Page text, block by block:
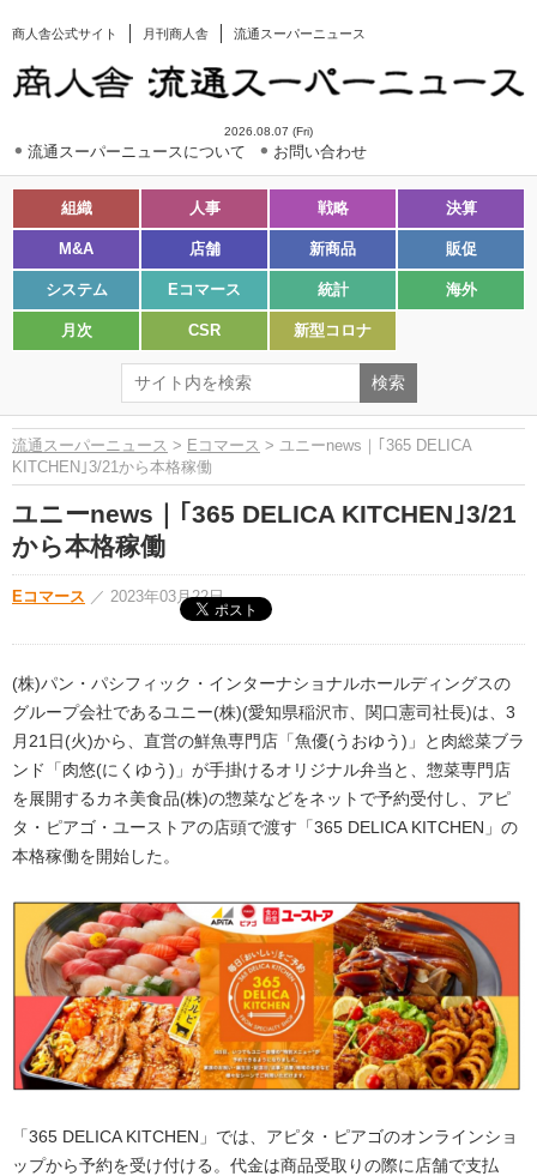
商人舎公式サイト 月刊商人舎 流通スーパーニュース
2026.08.07 (Fri)
流通スーパーニュースについて お問い合わせ
組織 人事 戦略 決算
M&A 店舗 新商品 販促
システム Eコマース 統計 海外
月次 CSR 新型コロナ
流通スーパーニュース > Eコマース > ユニーnews｜｢365 DELICA
KITCHEN｣3/21から本格稼働
ユニーnews｜｢365 DELICA KITCHEN｣3/21
から本格稼働
Eコマース ／ 2023年03月22日
(株)パン・パシフィック・インターナショナルホールディングスの
グループ会社であるユニー(株)(愛知県稲沢市、関口憲司社長)は、3
月21日(火)から、直営の鮮魚専門店「魚優(うおゆう)」と肉総菜ブラ
ンド「肉悠(にくゆう)」が手掛けるオリジナル弁当と、惣菜専門店
を展開するカネ美食品(株)の惣菜などをネットで予約受付し、アピ
タ・ピアゴ・ユーストアの店頭で渡す「365 DELICA KITCHEN」の
本格稼働を開始した。
「365 DELICA KITCHEN」では、アピタ・ピアゴのオンラインショ
ップから予約を受け付ける。代金は商品受取りの際に店舗で支払